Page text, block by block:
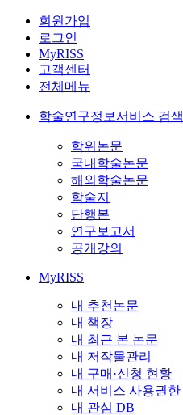
회원가입
로그인
MyRISS
고객센터
전체메뉴
학술연구정보서비스 검색
학위논문
국내학술논문
해외학술논문
학술지
단행본
연구보고서
공개강의
MyRISS
내 추천논문
내 책장
내 최근 본 논문
내 저작물관리
내 구매·신청 현황
내 서비스 사용권한
내 관심 DB